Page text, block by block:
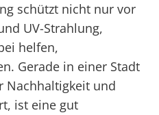
schützt nicht nur vor
UV-Strahlung,
helfen,
Gerade in einer Stadt
Nachhaltigkeit und
ist eine gut